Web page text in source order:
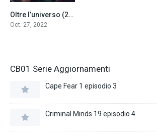
5.4Oltre l’universo (2022)
Oct. 27, 2022
CB01 Serie Aggiornamenti
Cape Fear 1 episodio 3
Criminal Minds 19 episodio 4